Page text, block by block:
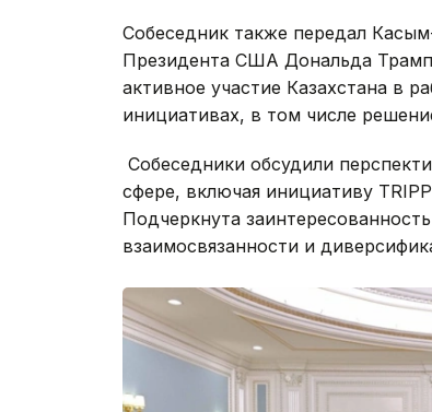
Собеседник также передал
Президента США Дональда
активное участие Казахстана в
инициативах, в том числе
Собеседники обсудили
сфере, включая инициативу
Подчеркнута
взаимосвязанности и